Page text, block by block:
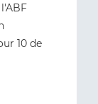
10 de